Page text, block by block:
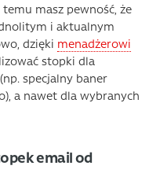
masz pewność, że
i aktualnym
dzięki menadżerowi
stopki dla
specjalny baner
a nawet dla wybranych
email od